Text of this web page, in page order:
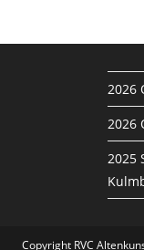
2026
2026
2025
Copyright RVC